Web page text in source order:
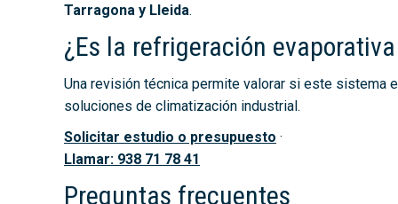
Tarragona y Lleida.
¿Es la refrigeración
Una revisión técnica permite valorar si este sistema
soluciones de climatización industrial.
Solicitar estudio o presupuesto ·
Llamar: 938 71 78 41
Preguntas frecuentes